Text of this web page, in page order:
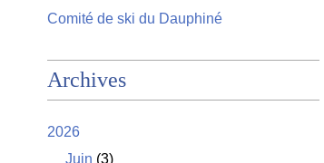
Comité de ski du Dauphiné
Archives
2026
Juin (3)